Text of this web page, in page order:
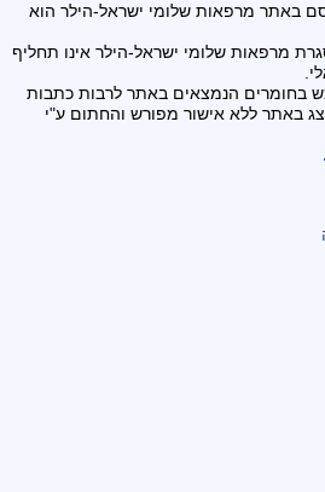
באתר מרפאות שלומי ישראל-הילר הוא
מרפאות שלומי ישראל-הילר אינו תחליף
בחומרים הנמצאים באתר לרבות כתבות
באתר ללא אישור מפורש והחתום ע"י